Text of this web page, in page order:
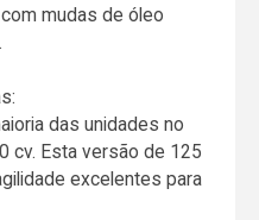
mudas de óleo
das unidades no
cv. Esta versão de 125
excelentes para